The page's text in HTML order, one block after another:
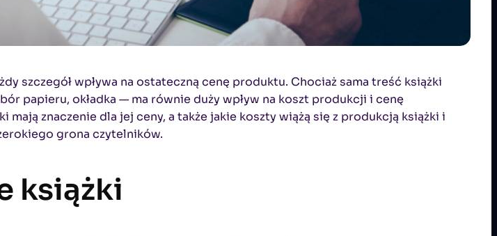
szczegół wpływa na ostateczną cenę produktu. Chociaż sama treść książki
papieru, okładka — ma równie duży wpływ na koszt produkcji i cenę
znaczenie dla jej ceny, a także jakie koszty wiążą się z produkcją książki i
grona czytelników.
książki